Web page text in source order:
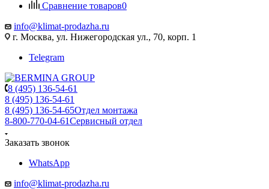
Сравнение товаров0
info@klimat-prodazha.ru
г. Москва, ул. Нижегородская ул., 70, корп. 1
Telegram
8 (495) 136-54-61
8 (495) 136-54-61
8 (495) 136-54-65Отдел монтажа
8-800-770-04-61Сервисный отдел
Заказать звонок
WhatsApp
info@klimat-prodazha.ru